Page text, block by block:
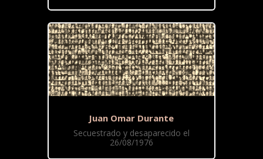
Juan Omar Durante
Secuestrado y desaparecido el
26/08/1976